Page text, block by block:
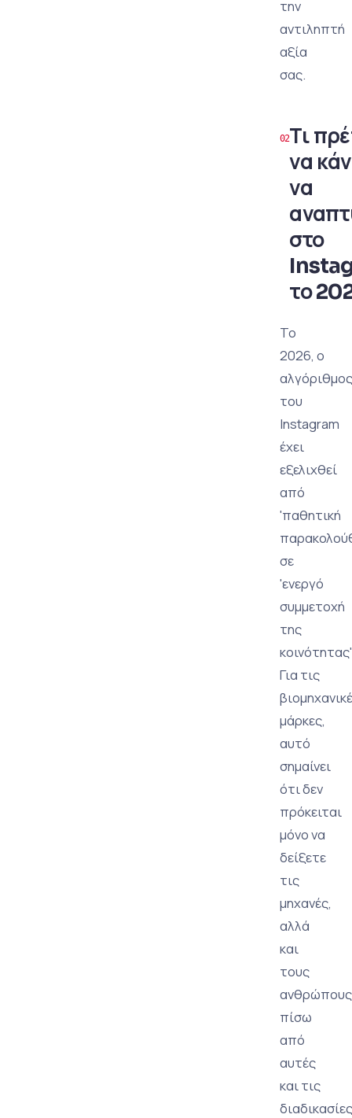
την
αντιληπτή
αξία
σας.
Τι
να
να
στο
το
Το
2026, ο
αλγόριθμος
του
Instagram
έχει
εξελιχθεί
από
'παθητική
σε
'ενεργό
συμμετοχή
της
Για τις
μάρκες,
αυτό
σημαίνει
ότι δεν
πρόκειται
μόνο να
δείξετε
τις
μηχανές,
αλλά
και
τους
ανθρώπους
πίσω
από
αυτές
και τις
διαδικασίες